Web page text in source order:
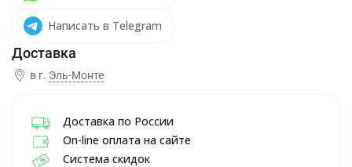
Написать в Telegram
в г. Эль-Монте
Доставка по России
On-line оплата на сайте
Система скидок